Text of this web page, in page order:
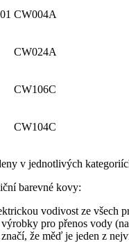
CW004A
CW024A
CW106C
CW104C
v jednotlivých
barevné kovy:
vodivost ze
pro přenos vody
že měď je jeden z